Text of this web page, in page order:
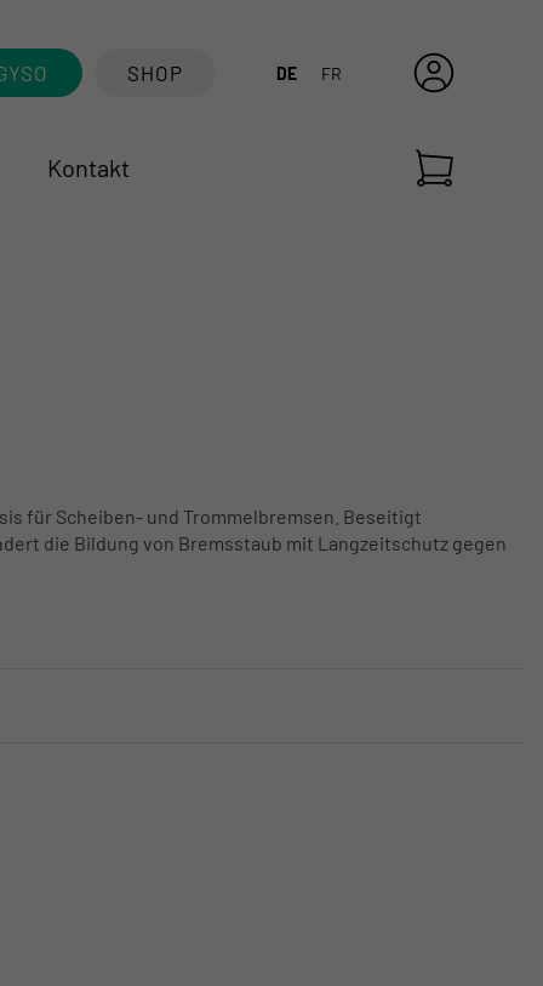
SHOP DE FR
Kontakt
für Scheiben- und Trommelbremsen. Beseitigt
die Bildung von Bremsstaub mit Langzeitschutz gegen